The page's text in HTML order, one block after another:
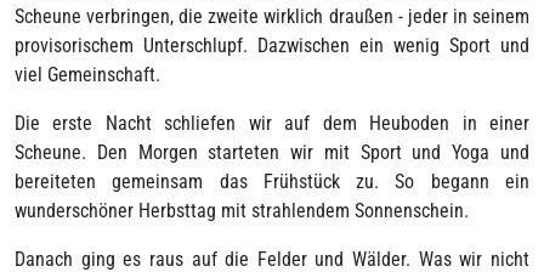
Scheune verbringen, die zweite wirklich draußen - jeder in seinem
provisorischem Unterschlupf. Dazwischen ein wenig Sport und
viel Gemeinschaft.
Die erste Nacht schliefen wir auf dem Heuboden in einer
Scheune. Den Morgen starteten wir mit Sport und Yoga und
bereiteten gemeinsam das Frühstück zu. So begann ein
wunderschöner Herbsttag mit strahlendem Sonnenschein.
Danach ging es raus auf die Felder und Wälder. Was wir nicht